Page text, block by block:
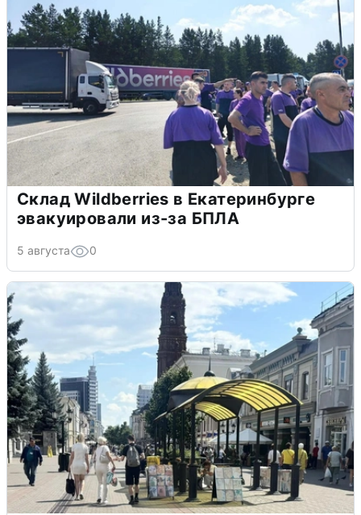
Склад Wildberries в Екатеринбурге
эвакуировали из-за БПЛА
5 августа 0